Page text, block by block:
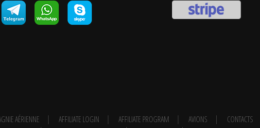
AÉRIENNE AFFILIATE LOGIN AFFILIATE PROGRAM AVIONS CONTACTS